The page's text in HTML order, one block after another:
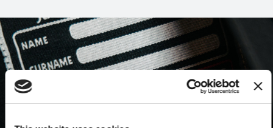
Capuche rembourréeréglable à l’aide d’un cordon
INSTRUCTIONS DE LAVAGE
Avant le lavage, vérifier attentivement l’étiquette
Lavage en machine, à l’envers et avec les fermetures